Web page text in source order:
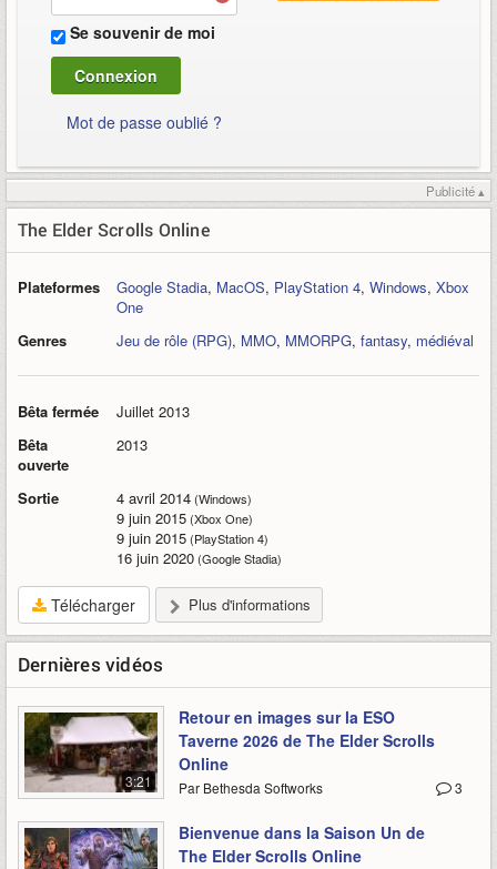
Se souvenir de moi
Mot de passe oublié ?
Publicité ▴
The Elder Scrolls Online
Plateformes Google Stadia, MacOS, PlayStation 4, Windows, Xbox
One
Genres
Jeu de rôle (RPG), MMO, MMORPG, fantasy, médiéval
Bêta fermée
Juillet 2013
Bêta
ouverte
2013
Sortie 4 avril 2014(Windows)
9 juin 2015(Xbox One)
9 juin 2015(PlayStation 4)
16 juin 2020(Google Stadia)
Télécharger Plus d'informations
Dernières vidéos
3:21
Retour en images sur la ESO
Taverne 2026 de The Elder Scrolls
Online
3
Par Bethesda Softworks
Bienvenue dans la Saison Un de
The Elder Scrolls Online